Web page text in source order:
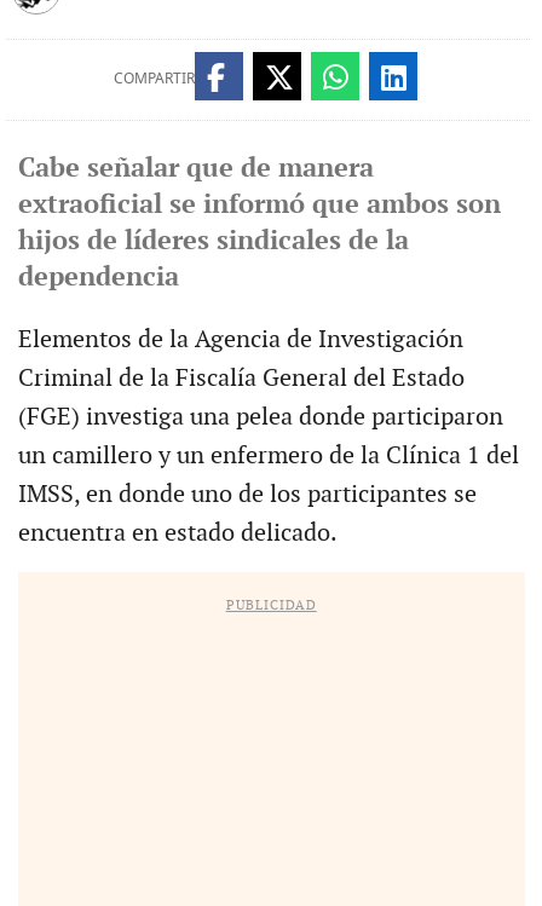
COMPARTIR
Cabe señalar que de manera
extraoficial se informó que ambos son
hijos de líderes sindicales de la
dependencia
Elementos de la Agencia de Investigación
Criminal de la Fiscalía General del Estado
(FGE) investiga una pelea donde participaron
un camillero y un enfermero de la Clínica 1 del
IMSS, en donde uno de los participantes se
encuentra en estado delicado.
PUBLICIDAD